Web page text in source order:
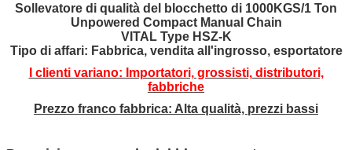
Sollevatore di qualità del blocchetto di 1000KGS/1 Ton
Unpowered Compact Manual Chain
VITAL Type HSZ-K
Tipo di affari: Fabbrica, vendita all'ingrosso, esportatore
I clienti variano: Importatori, grossisti,distributori,
fabbriche
Prezzo franco fabbrica: Alta qualità, prezzi bassi